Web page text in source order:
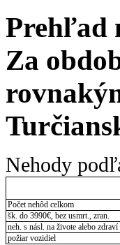
Prehľad
Za
Nehody
Počet nehôd celkom
šk. do 3990€, bez usmrt., zran.
neh. s násl. na živote alebo zdraví
požiar vozidiel